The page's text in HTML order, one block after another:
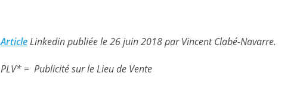
ArticleLinkedin publiée le 26 juin 2018 par Vincent Clabé-Navarre.
PLV* = Publicité sur le Lieu de Vente